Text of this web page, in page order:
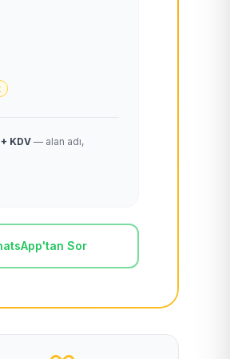
KDV— alan adı,
Sor